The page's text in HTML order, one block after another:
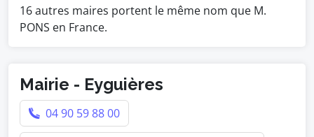
16 autres maires portent le même nom que M.
PONS en France.
Mairie - Eyguières
04 90 59 88 00